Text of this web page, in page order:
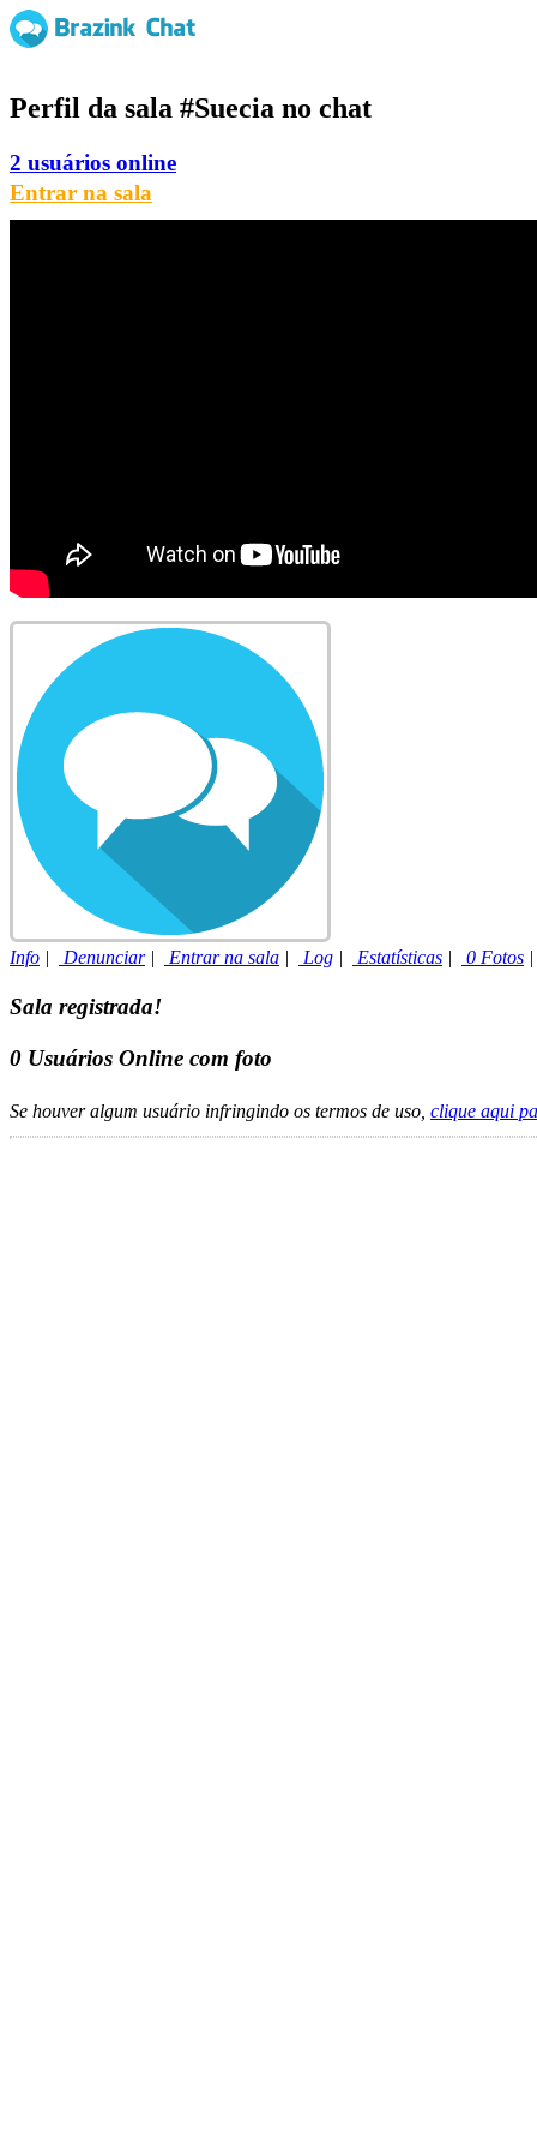
Perfil da sala #Suecia no chat
2 usuários online
Entrar na sala
Info | Denunciar| Entrar na sala | Log | Estatísticas | 0 Fotos
Sala registrada!
0 Usuários Online com foto
Se houver algum usuário infringindo os termos de uso, clique aqui